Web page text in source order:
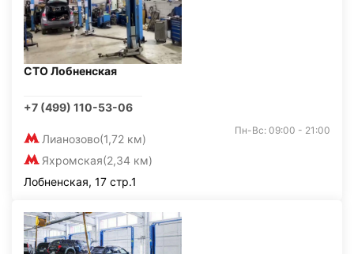
СТО Лобненская
+7 (499) 110-53-06
Лианозово(1,72 км)
Яхромская(2,34 км)
Пн-Вс: 09:00 - 21:00
Лобненская, 17 стр.1